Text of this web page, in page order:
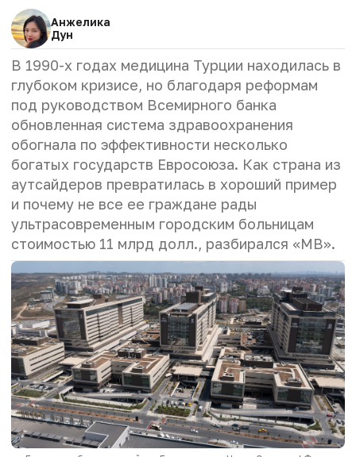
Анжелика
Дун
В 1990-х годах медицина Турции находилась в
глубоком кризисе, но благодаря реформам
под руководством Всемирного банка
обновленная система здравоохранения
обогнала по эффективности несколько
богатых государств Евросоюза. Как страна из
аутсайдеров превратилась в хороший пример
и почему не все ее граждане рады
ультрасовременным городским больницам
стоимостью 11 млрд долл., разбирался «МВ».